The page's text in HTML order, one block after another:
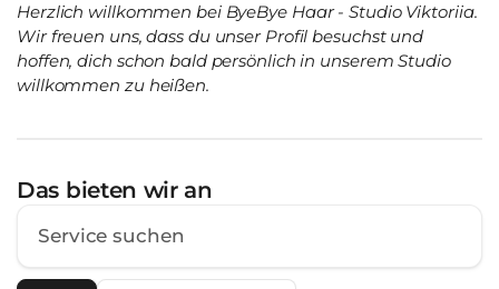
Herzlich willkommen bei ByeBye Haar - Studio Viktoriia.
Wir freuen uns, dass du unser Profil besuchst und
hoffen, dich schon bald persönlich in unserem Studio
willkommen zu heißen.
Das bieten wir an